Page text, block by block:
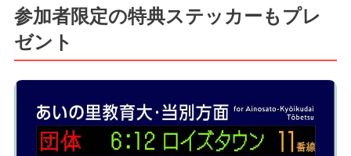
参加者限定の特典ステッカーもプレ
ゼント